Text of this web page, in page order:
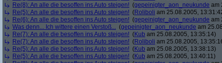
Re(8): An alle die besoffen ins Auto steigen! (gepeinigter_aon_neukunde am
Re(5): An alle die besoffen ins Auto steigen! (Roliboli am 25.08.2005,
Re(6): An alle die besoffen ins Auto steigen! (gepeinigter_aon_neukunde am
Was denn... Ich wittere einen Verstoß... (gepeinigter_aon_neukunde am
Re(7): An alle die besoffen ins Auto steigen! (Kub am 25.08.2005, 13:35:14)
Re(7): An alle die besoffen ins Auto steigen! (Roliboli am 25.08.2005,
Re(5): An alle die besoffen ins Auto steigen! (Kub am 25.08.2005, 13:38:13)
Re(5): An alle die besoffen ins Auto steigen! (Kub am 25.08.2005, 13:40:11)